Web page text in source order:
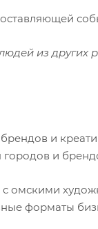
из других
и
городов и
с омскими
форматы